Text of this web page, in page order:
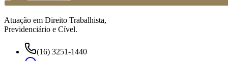
Atuação em Direito Trabalhista,
Previdenciário e Cível.
(16) 3251-1440